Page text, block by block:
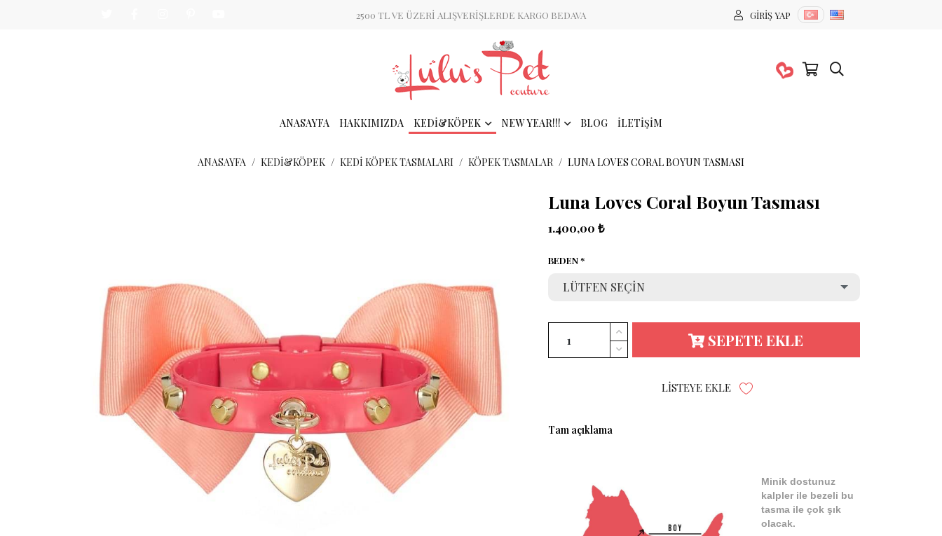
2500 TL VE ÜZERİ ALIŞVERİŞLERDE KARGO BEDAVA GIRIŞ YAP
ANASAYFA HAKKIMIZDA KEDİ&KÖPEK NEW YEAR!!! BLOG İLETIŞIM
ANASAYFA KEDİ&KÖPEK KEDI KÖPEK TASMALARI KÖPEK TASMALAR LUNA LOVES CORAL BOYUN TASMASI
Luna Loves Coral Boyun Tasması
1.400,00 ₺
BEDEN
LÜTFEN SEÇIN
SEPETE EKLE
LISTEYE EKLE
Tam açıklama
Minik dostunuz
kalpler ile bezeli bu
tasma ile çok şık
olacak.